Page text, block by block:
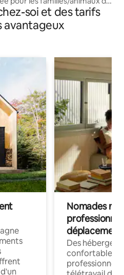
soi et des tarifs
avantageux
Nomades
déplacement
Des
confortables
professionnels